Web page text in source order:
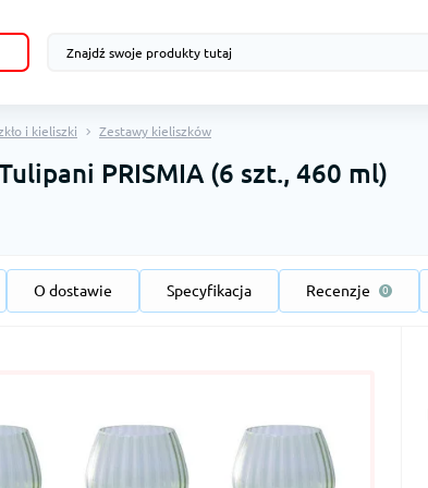
i kieliszki Zestawy kieliszków
PRISMIA (6 szt., 460 ml)
O dostawie Specyfikacja Recenzje 0